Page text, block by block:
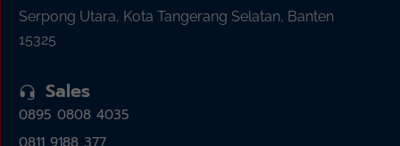
Serpong Utara, Kota Tangerang Selatan, Banten
15325
Sales
0895 0808 4035